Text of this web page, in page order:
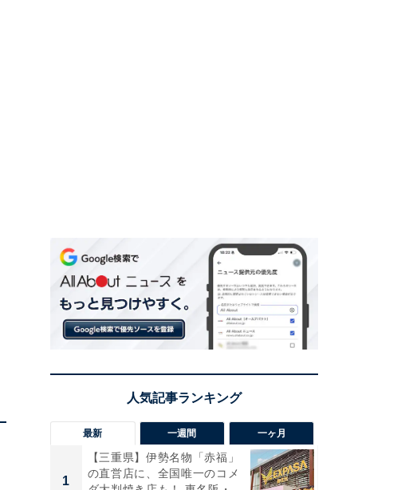
最新 一週間 一ヶ月
1
【三重県】伊勢名物「赤福」
の直営店に、全国唯一のコメ